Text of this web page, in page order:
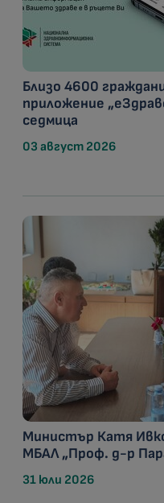
Близо 4600
приложение
седмица
03 август 2026
Министър Катя
МБАЛ „Проф. д-р
31 юли 2026